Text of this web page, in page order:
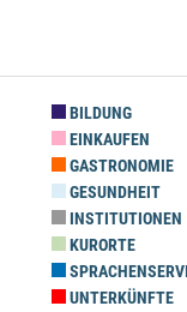
BILDUNG
EINKAUFEN
GASTRONOMIE
GESUNDHEIT
INSTITUTIONEN
KURORTE
UNTERKÜNFTE